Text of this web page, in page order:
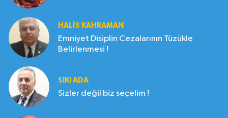
HALIS KAHRAMAN
Emniyet Disiplin Cezalarının Tüzükle
Belirlenmesi !
SIKI ADA
Sizler değil biz seçelim !